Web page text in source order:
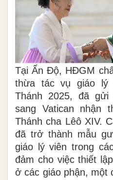
Tại Ấn Độ, HĐGM
thừa tác vụ giáo lý
Thánh 2025, đã
sang Vatican
Thánh cha Lêô XIV.
đã trở thành mẫu
giáo lý viên trong
đảm cho việc thiết
ở các giáo phận, một